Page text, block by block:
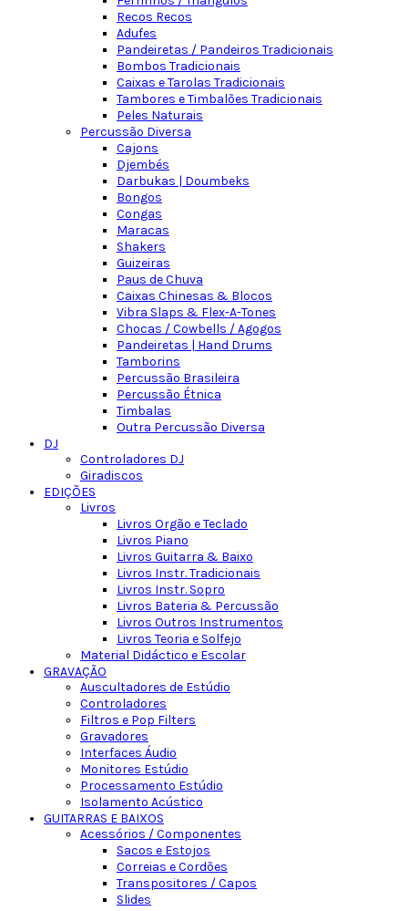
Recos Recos
Adufes
Pandeiretas / Pandeiros Tradicionais
Bombos Tradicionais
Caixas e Tarolas Tradicionais
Tambores e Timbalões Tradicionais
Peles Naturais
Percussão Diversa
Cajons
Djembés
Darbukas | Doumbeks
Bongos
Congas
Maracas
Shakers
Guizeiras
Paus de Chuva
Caixas Chinesas & Blocos
Vibra Slaps & Flex-A-Tones
Chocas / Cowbells / Agogos
Pandeiretas | Hand Drums
Tamborins
Percussão Brasileira
Percussão Étnica
Timbalas
Outra Percussão Diversa
DJ
Controladores DJ
Giradiscos
EDIÇÕES
Livros
Livros Orgão e Teclado
Livros Piano
Livros Guitarra & Baixo
Livros Instr. Tradicionais
Livros Instr. Sopro
Livros Bateria & Percussão
Livros Outros Instrumentos
Livros Teoria e Solfejo
Material Didáctico e Escolar
GRAVAÇÃO
Auscultadores de Estúdio
Controladores
Filtros e Pop Filters
Gravadores
Interfaces Áudio
Monitores Estúdio
Processamento Estúdio
Isolamento Acústico
GUITARRAS E BAIXOS
Acessórios / Componentes
Sacos e Estojos
Correias e Cordões
Transpositores / Capos
Slides